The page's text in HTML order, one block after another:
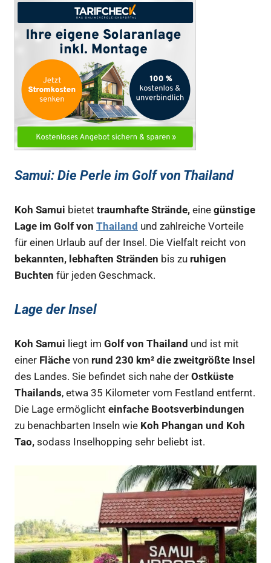
Samui: Die Perle im Golf von Thailand
Koh Samui bietet traumhafte Strände, eine günstige
Lage im Golf von Thailand und zahlreiche Vorteile
für einen Urlaub auf der Insel. Die Vielfalt reicht von
bekannten, lebhaften Stränden bis zu ruhigen
Buchten für jeden Geschmack.
Lage der Insel
Koh Samui liegt im Golf von Thailand und ist mit
einer Fläche von rund 230 km² die zweitgrößte Insel
des Landes. Sie befindet sich nahe der Ostküste
Thailands, etwa 35 Kilometer vom Festland entfernt.
Die Lage ermöglicht einfache Bootsverbindungen
zu benachbarten Inseln wie Koh Phangan und Koh
Tao, sodass Inselhopping sehr beliebt ist.